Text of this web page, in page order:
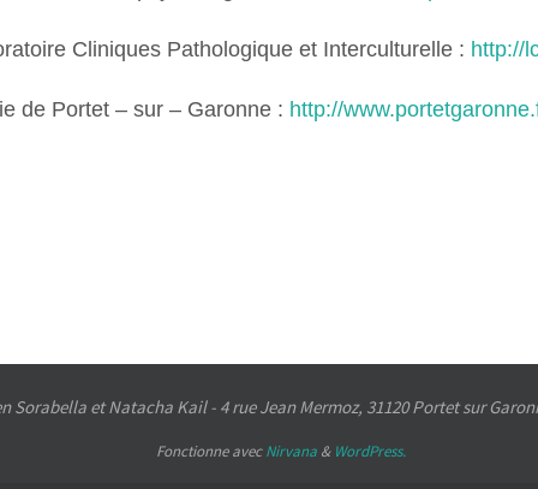
Cliniques Pathologique et Interculturelle : http://
de Portet – sur – Garonne : http://
et Natacha Kail - 4 rue Jean Mermoz, 31120 Portet sur
Fonctionne avecNirvana & WordPress.